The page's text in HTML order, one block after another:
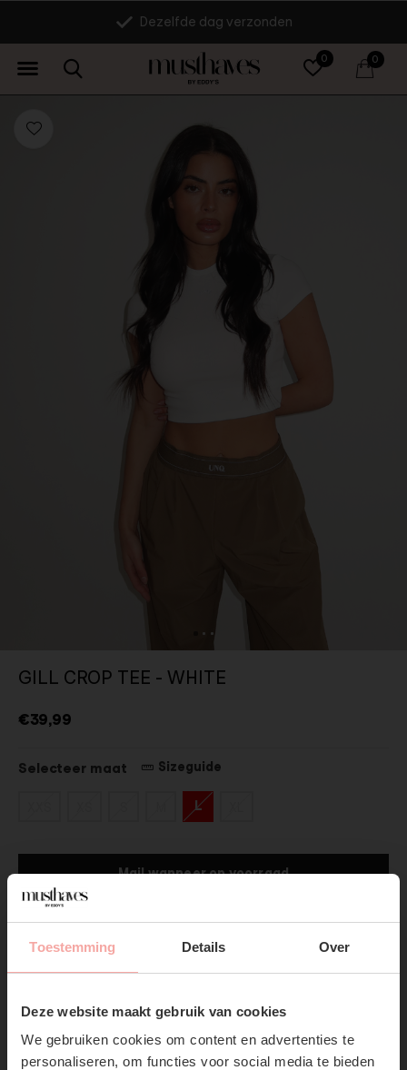
Toestemming Details Over
Deze website maakt gebruik van cookies
We gebruiken cookies om content en advertenties te
personaliseren, om functies voor social media te bieden
SUBSCRIBE NOW & GET
10% OFF YOUR FIRST
ORDER!
Don't miss out on our trendy new drops or exclusive
0 0
Dezelfde dag verzonden
GILL CROP TEE - WHITE
€39,99
Selecteer maat Sizeguide
L
Mail wanneer op voorraad
Gratis verzendingVanaf €75,-
Verzenden & Retourneren